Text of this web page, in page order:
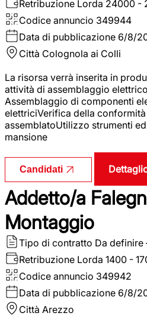
Retribuzione Lorda 24000 -
Codice annuncio 349944
Data di pubblicazione 6/8/
Città Colognola ai Colli
La risorsa verrà inserita in
attività di assemblaggio
Assemblaggio di componenti
elettriciVerifica della
assemblatoUtilizzo strumenti
mansione
Candidati
Addetto/a
Montaggio
Tipo di contratto Da definire
Retribuzione Lorda 1400 -
Codice annuncio 349942
Data di pubblicazione 6/8/
Città Arezzo